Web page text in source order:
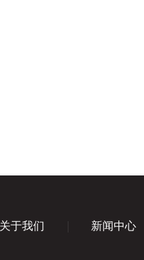
关于我们 新闻中心